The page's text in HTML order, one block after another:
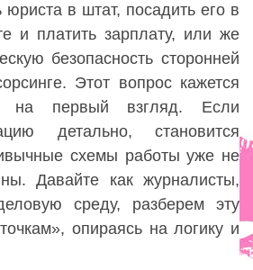
в штат, посадить его в
и платить зарплату, или же
безопасность сторонней
Этот вопрос кажется
на первый взгляд. Если
детально, становится
схемы работы уже не
Давайте как журналисты,
среду, разберем эту
опираясь на логику и